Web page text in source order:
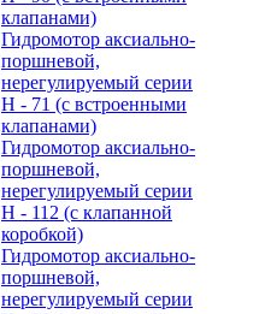
клапанами)
Гидромотор аксиально-
поршневой,
нерегулируемый cерии
H - 71 (с встроенными
клапанами)
Гидромотор аксиально-
поршневой,
нерегулируемый cерии
H - 112 (с клапанной
коробкой)
Гидромотор аксиально-
поршневой,
нерегулируемый cерии